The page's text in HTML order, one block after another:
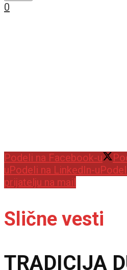
0
Podeli na Facebook-u
uPodeli na LinkedIn-u
prijatelju na mail
Slične vesti
TRADICIJA